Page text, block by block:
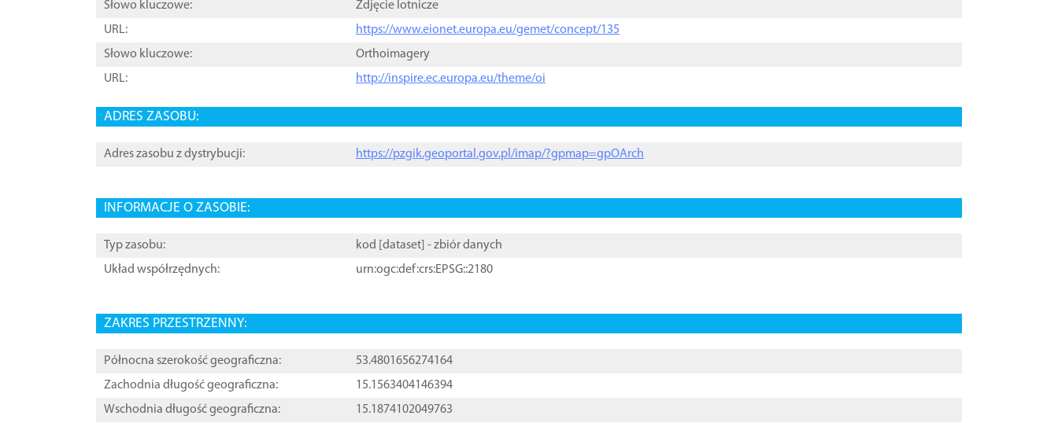
Słowo kluczowe:
Zdjęcie lotnicze
URL:
https://www.eionet.europa.eu/gemet/concept/135
Słowo kluczowe:
Orthoimagery
URL:
http://inspire.ec.europa.eu/theme/oi
ADRES ZASOBU:
Adres zasobu z dystrybucji: https://pzgik.geoportal.gov.pl/imap/?gpmap=gpOArch
INFORMACJE O ZASOBIE:
Typ zasobu: kod [ dataset ] - zbiór danych
Układ współrzędnych:
urn:ogc:def:crs:EPSG::2180
ZAKRES PRZESTRZENNY:
Północna szerokość geograficzna:
53.4801656274164
Zachodnia długość geograficzna:
15.1563404146394
Wschodnia długość geograficzna:
15.1874102049763